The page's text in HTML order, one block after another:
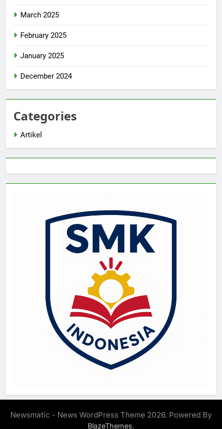
March 2025
February 2025
January 2025
December 2024
Categories
Artikel
Newsmatic - News WordPress Theme 2026. Powered By
BlazeThemes.